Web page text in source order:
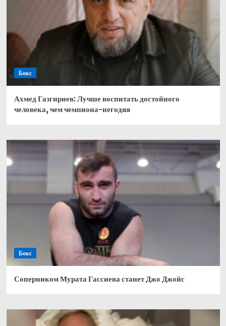
Бокс
Ахмед Газгириев: Лучше воспитать достойного
человека, чем чемпиона-негодяя
Бокс
Соперником Мурата Гассиева станет Джо Джойс